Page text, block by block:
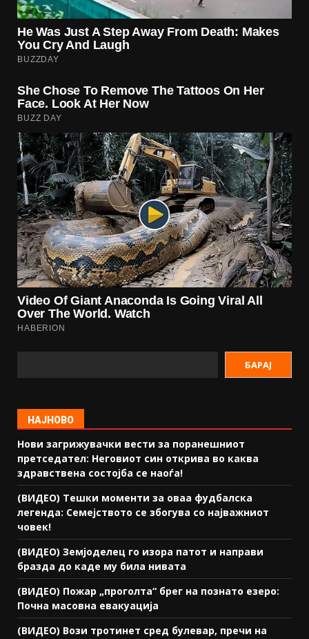
БАРАЈ
НАЈНОВО
Нови загрижувачки вести за поранешниот
претседател: Неговиот син открива во каква
здравствена состојба се наоѓа!
(ВИДЕО) Тешки моменти за оваа фудбалска
легенда: Семејството се збогува со најважниот
човек!
(ВИДЕО) Земјоделец го изора патот и направи
бразда до каде му била нивата
(ВИДЕО) Пожар „проголта“ брег на познато езеро:
Почна масовна евакуација
(ВИДЕО) Вози тротинет сред булевар, пречи на